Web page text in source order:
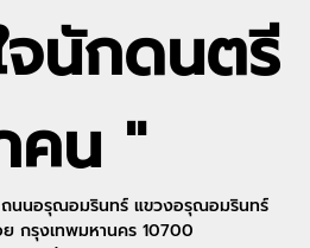
จนักดนตรี
คน "
นนอรุณอมรินทร์ แขวงอรุณอมรินทร์
กรุงเทพมหานคร 10700